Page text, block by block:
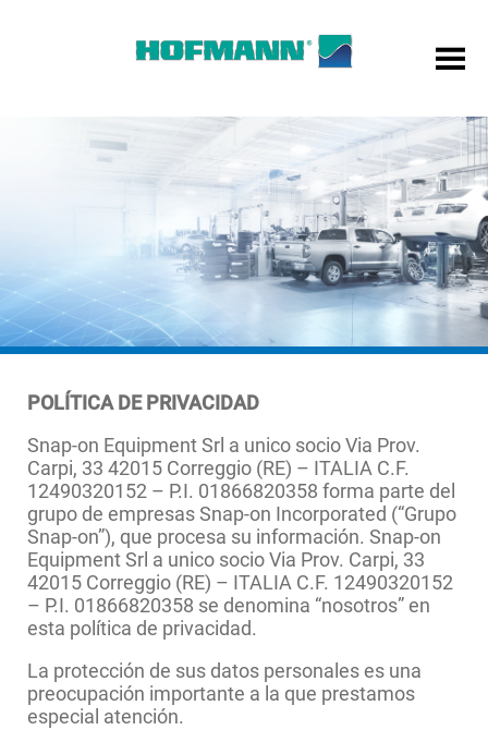
POLÍTICA DE PRIVACIDAD
Snap-on Equipment Srl a unico socio Via Prov.
Carpi, 33 42015 Correggio (RE) – ITALIA C.F.
12490320152 – P.I. 01866820358 forma parte del
grupo de empresas Snap-on Incorporated (“Grupo
Snap-on”), que procesa su información. Snap-on
Equipment Srl a unico socio Via Prov. Carpi, 33
42015 Correggio (RE) – ITALIA C.F. 12490320152
– P.I. 01866820358 se denomina “nosotros” en
esta política de privacidad.
La protección de sus datos personales es una
preocupación importante a la que prestamos
especial atención.